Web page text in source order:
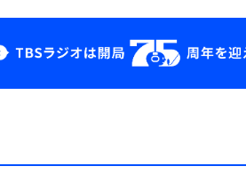
YouTube